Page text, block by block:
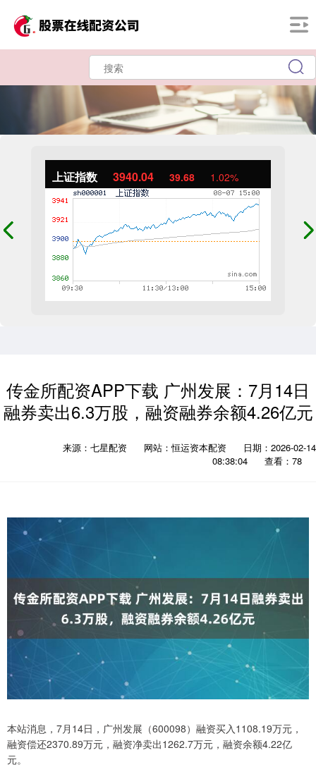
上证指数 3940.04 39.68 1.02%
传金所配资APP下载 广州发展：7月14日
融券卖出6.3万股，融资融券余额4.26亿元
来源：七星配资 网站：恒运资本配资
日期：2026-02-14
08:38:04
查看：78
本站消息，7月14日，广州发展（600098）融资买入1108.19万元，
融资偿还2370.89万元，融资净卖出1262.7万元，融资余额4.22亿
元。